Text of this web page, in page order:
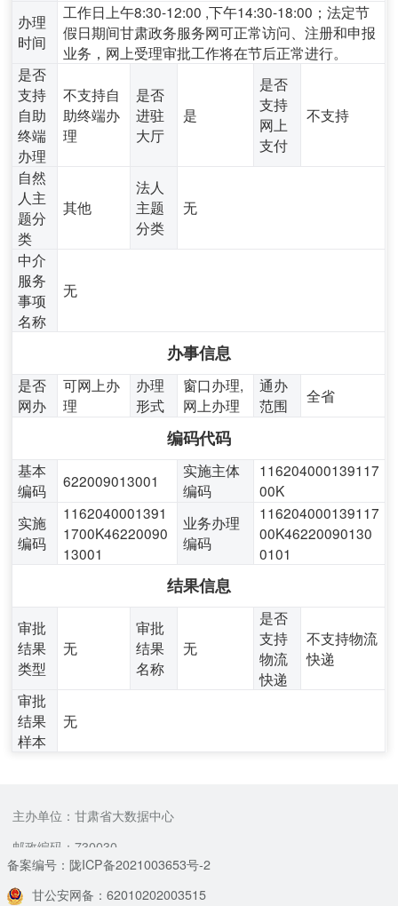
办理
时间
工作日上午8:30-12:00 ,下午14:30-18:00；法定节
假日期间甘肃政务服务网可正常访问、注册和申报
业务，网上受理审批工作将在节后正常进行。
是否
支持
自助
终端
办理
不支持自
助终端办
理
是否
进驻
大厅
是
是否
支持
网上
支付
不支持
自然
人主
题分
类
其他
法人
主题
分类
无
中介
服务
事项
名称
无
办事信息
是否
网办
可网上办
理
办理
形式
窗口办理,
网上办理
通办
范围
全省
编码代码
基本
编码
622009013001
实施主体
编码
116204000139117
00K
实施
编码
1162040001391
1700K46220090
13001
业务办理
编码
116204000139117
00K46220090130
0101
结果信息
审批
结果
类型
无
审批
结果
名称
无
是否
支持
物流
快递
不支持物流
快递
审批
结果
样本
无
主办单位：甘肃省大数据中心
邮政编码：730030
备案编号：陇ICP备2021003653号-2
甘公安网备：62010202003515